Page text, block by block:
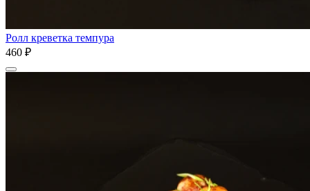
Ролл креветка темпура
460 ₽